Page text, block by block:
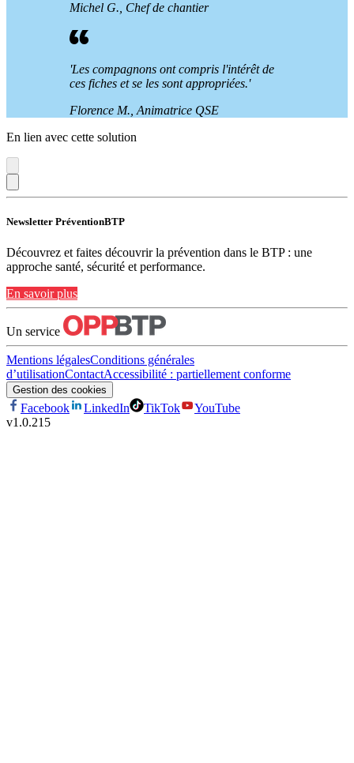
Michel G., Chef de chantier
'Les compagnons ont compris l'intérêt de
ces fiches et se les sont appropriées.'
Florence M., Animatrice QSE
En lien avec cette solution
Newsletter PréventionBTP
Découvrez et faites découvrir la prévention dans le BTP : une
approche santé, sécurité et performance.
En savoir plus
Un service
Mentions légalesConditions générales
d’utilisationContactAccessibilité : partiellement conforme
Gestion des cookies
Facebook LinkedIn TikTok
YouTube
v1.0.215